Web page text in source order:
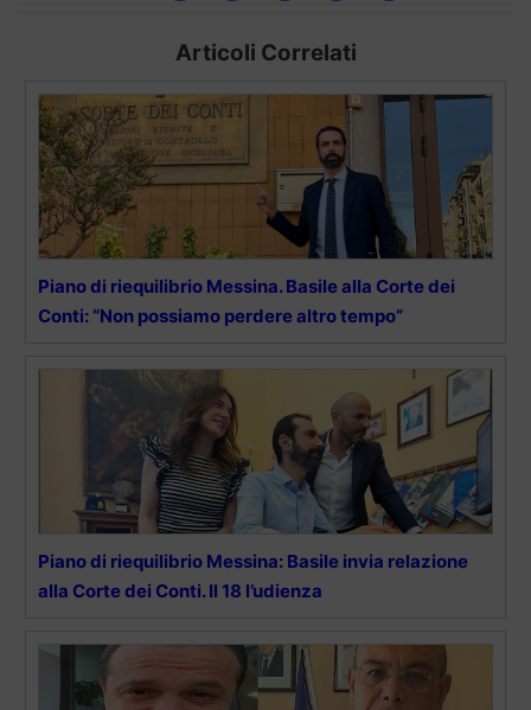
Articoli Correlati
Piano di riequilibrio Messina. Basile alla Corte dei
Conti: “Non possiamo perdere altro tempo”
Piano di riequilibrio Messina: Basile invia relazione
alla Corte dei Conti. Il 18 l’udienza